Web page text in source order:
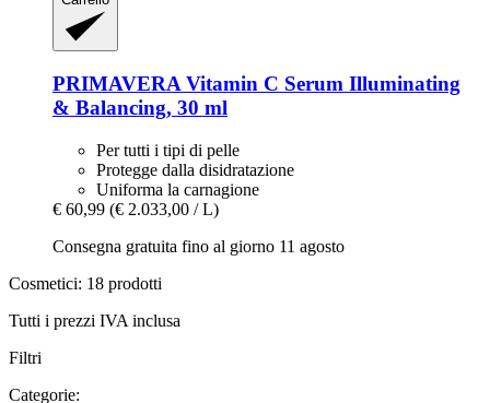
PRIMAVERA Vitamin C Serum Illuminating
& Balancing, 30 ml
Per tutti i tipi di pelle
Protegge dalla disidratazione
Uniforma la carnagione
€ 60,99 (€ 2.033,00 / L)
Consegna gratuita fino al giorno 11 agosto
Cosmetici: 18 prodotti
Tutti i prezzi IVA inclusa
Filtri
Categorie: